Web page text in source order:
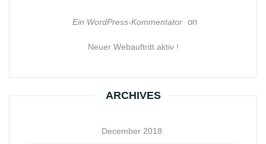
Ein WordPress-Kommentator on
Neuer Webauftritt aktiv !
ARCHIVES
December 2018